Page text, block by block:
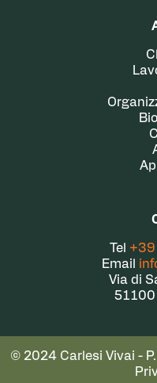
Tel
Email
Via di
51100
© 2024 Carlesi Vivai -